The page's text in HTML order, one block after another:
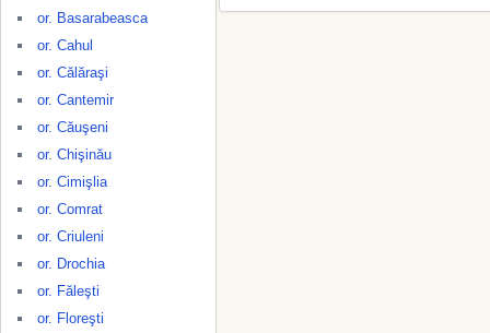
or. Basarabeasca
or. Cahul
or. Călăraşi
or. Cantemir
or. Căuşeni
or. Chişinău
or. Cimişlia
or. Comrat
or. Criuleni
or. Drochia
or. Făleşti
or. Floreşti